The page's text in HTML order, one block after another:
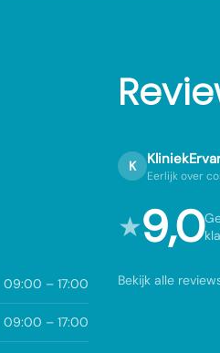
09:00 – 17:00
09:00 – 17:00
K
Eerlijk over
★9,0
Bekijk alle